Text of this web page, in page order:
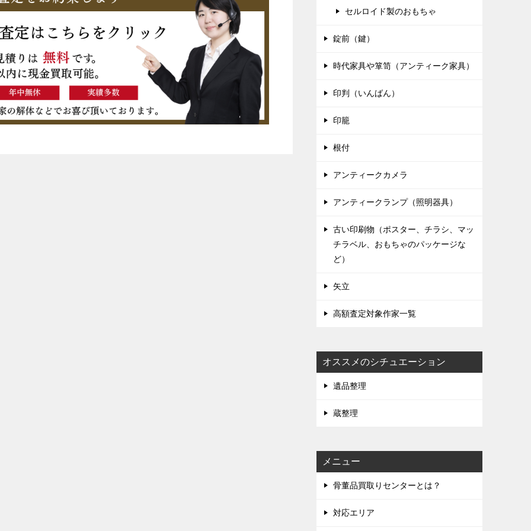
セルロイド製のおもちゃ
錠前（鍵）
時代家具や箪笥（アンティーク家具）
印判（いんばん）
印籠
根付
アンティークカメラ
アンティークランプ（照明器具）
古い印刷物（ポスター、チラシ、マッ
チラベル、おもちゃのパッケージな
ど）
矢立
高額査定対象作家一覧
オススメのシチュエーション
遺品整理
蔵整理
メニュー
骨董品買取りセンターとは？
対応エリア